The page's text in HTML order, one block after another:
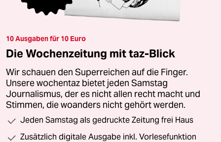
10 Ausgaben für 10 Euro
Die Wochenzeitung mit taz-Blick
Wir schauen den Superreichen auf die Finger.
Unsere wochentaz bietet jeden Samstag
Journalismus, der es nicht allen recht macht und
Stimmen, die woanders nicht gehört werden.
Jeden Samstag als gedruckte Zeitung frei Haus
Zusätzlich digitale Ausgabe inkl. Vorlesefunktion